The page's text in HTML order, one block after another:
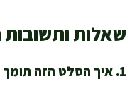
שאלות ותשובות
1. איך הסלט הזה תומך בשובע וברצון לנשנש פחות?